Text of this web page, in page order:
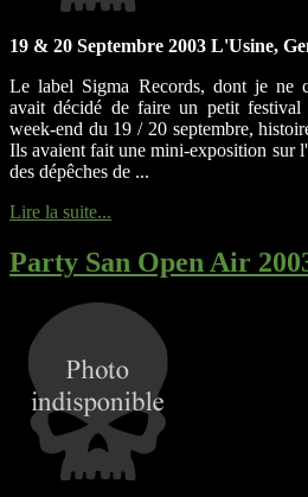
19 & 20 Septembre 2003 L'Usine,
Le label Sigma Records, dont je ne
avait décidé de faire un petit
week-end du 19 / 20 septembre,
Ils avaient fait une mini-exposition sur
des dépêches de ...
Lire la suite...
Party San Open Air